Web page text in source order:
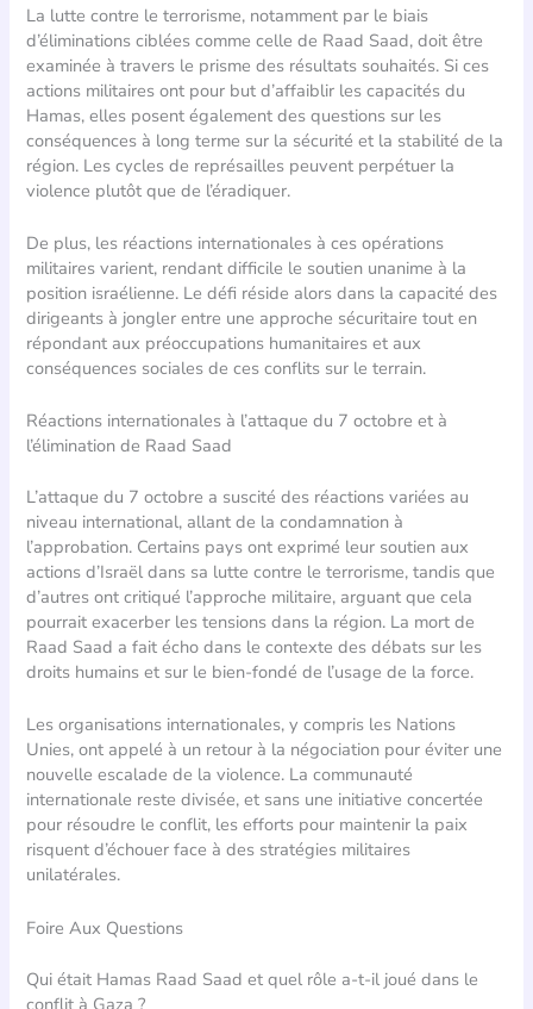
La lutte contre le terrorisme, notamment par le biais
d’éliminations ciblées comme celle de Raad Saad, doit être
examinée à travers le prisme des résultats souhaités. Si ces
actions militaires ont pour but d’affaiblir les capacités du
Hamas, elles posent également des questions sur les
conséquences à long terme sur la sécurité et la stabilité de la
région. Les cycles de représailles peuvent perpétuer la
violence plutôt que de l’éradiquer.
De plus, les réactions internationales à ces opérations
militaires varient, rendant difficile le soutien unanime à la
position israélienne. Le défi réside alors dans la capacité des
dirigeants à jongler entre une approche sécuritaire tout en
répondant aux préoccupations humanitaires et aux
conséquences sociales de ces conflits sur le terrain.
Réactions internationales à l’attaque du 7 octobre et à
l’élimination de Raad Saad
L’attaque du 7 octobre a suscité des réactions variées au
niveau international, allant de la condamnation à
l’approbation. Certains pays ont exprimé leur soutien aux
actions d’Israël dans sa lutte contre le terrorisme, tandis que
d’autres ont critiqué l’approche militaire, arguant que cela
pourrait exacerber les tensions dans la région. La mort de
Raad Saad a fait écho dans le contexte des débats sur les
droits humains et sur le bien-fondé de l’usage de la force.
Les organisations internationales, y compris les Nations
Unies, ont appelé à un retour à la négociation pour éviter une
nouvelle escalade de la violence. La communauté
internationale reste divisée, et sans une initiative concertée
pour résoudre le conflit, les efforts pour maintenir la paix
risquent d’échouer face à des stratégies militaires
unilatérales.
Foire Aux Questions
Qui était Hamas Raad Saad et quel rôle a-t-il joué dans le
conflit à Gaza ?